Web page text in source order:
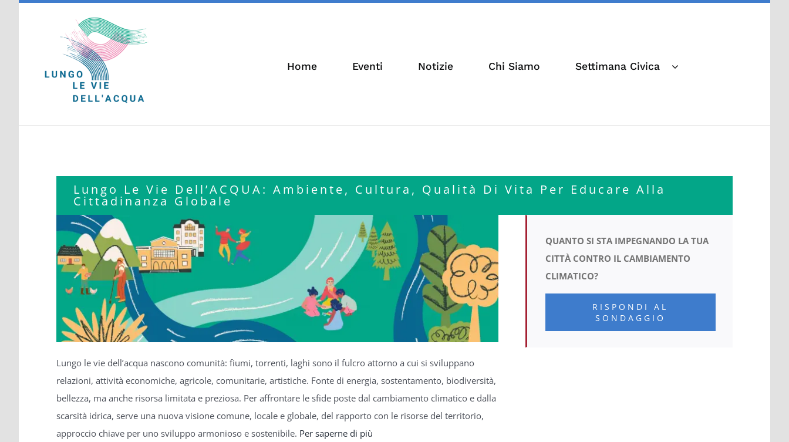
Home Eventi Notizie Chi Siamo Settimana Civica
Lungo Le Vie Dell’ACQUA: Ambiente, Cultura, Qualità Di Vita Per Educare Alla
Cittadinanza Globale
Lungo le vie dell’acqua nascono comunità: fiumi, torrenti, laghi sono il fulcro attorno a cui si sviluppano
relazioni, attività economiche, agricole, comunitarie, artistiche. Fonte di energia, sostentamento, biodiversità,
bellezza, ma anche risorsa limitata e preziosa. Per affrontare le sfide poste dal cambiamento climatico e dalla
scarsità idrica, serve una nuova visione comune, locale e globale, del rapporto con le risorse del territorio,
approccio chiave per uno sviluppo armonioso e sostenibile. Per saperne di più
QUANTO SI STA IMPEGNANDO LA TUA
CITTÀ CONTRO IL CAMBIAMENTO
CLIMATICO?
RISPONDI AL
SONDAGGIO